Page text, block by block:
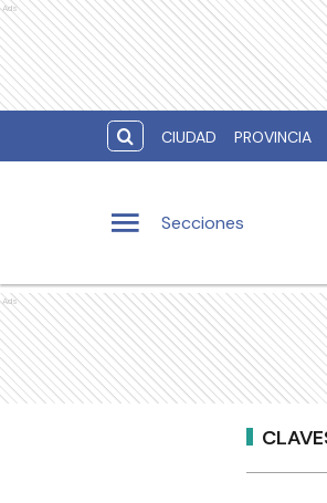
Ads
CIUDAD PROVINCIA
Secciones
Ads